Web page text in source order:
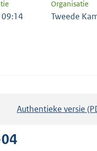
Organisatie
Tweede
Authentieke versie